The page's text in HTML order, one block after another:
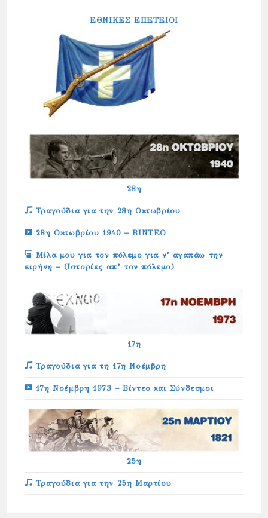
ΕΘΝΙΚΕΣ ΕΠΕΤΕΙΟΙ
28η
Τραγούδια για την 28η Οκτωβρίου
28η Οκτωβρίου 1940 – ΒΙΝΤΕΟ
Μίλα μου για τον πόλεμο για ν’ αγαπάω την
ειρήνη – (Ιστορίες απ’ τον πόλεμο)
17η
Τραγούδια για τη 17η Νοέμβρη
17η Νοέμβρη 1973 – Βίντεο και Σύνδεσμοι
25η
Τραγούδια για την 25η Μαρτίου